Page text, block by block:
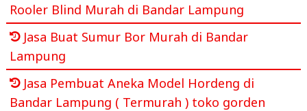
Rooler Blind Murah di Bandar Lampung
Jasa Buat Sumur Bor Murah di Bandar
Lampung
Jasa Pembuat Aneka Model Hordeng di
Bandar Lampung ( Termurah ) toko gorden